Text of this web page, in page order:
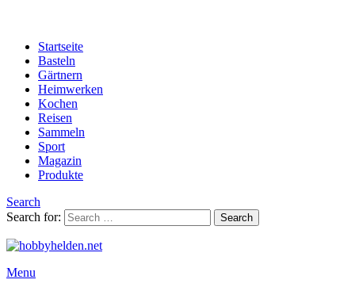
Startseite
Basteln
Gärtnern
Heimwerken
Kochen
Reisen
Sammeln
Sport
Magazin
Produkte
Search
Search for:
Search
Menu